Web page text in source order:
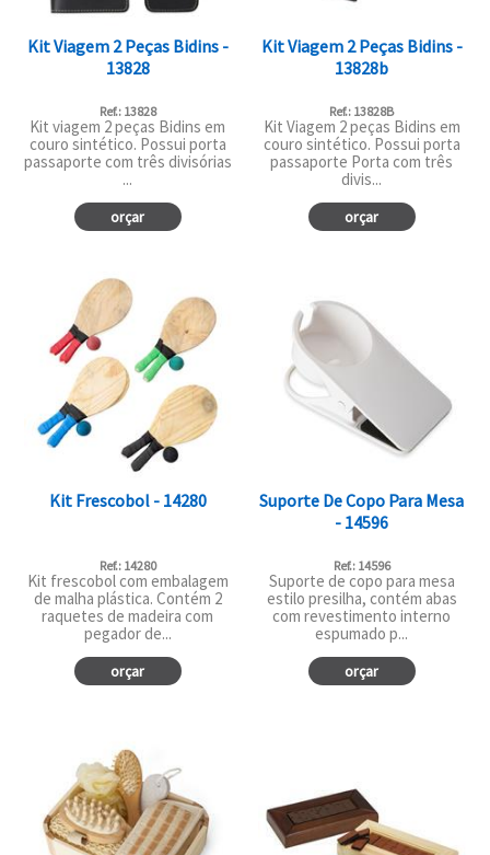
Kit Viagem 2 Peças Bidins -
13828
Ref.: 13828
Kit viagem 2 peças Bidins em
couro sintético. Possui porta
passaporte com três divisórias
...
orçar
Kit Viagem 2 Peças Bidins -
13828b
Ref.: 13828B
Kit Viagem 2 peças Bidins em
couro sintético. Possui porta
passaporte Porta com três
divis...
orçar
Kit Frescobol - 14280
Ref.: 14280
Kit frescobol com embalagem
de malha plástica. Contém 2
raquetes de madeira com
pegador de...
orçar
Suporte De Copo Para Mesa
- 14596
Ref.: 14596
Suporte de copo para mesa
estilo presilha, contém abas
com revestimento interno
espumado p...
orçar